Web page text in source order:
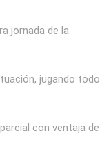
jornada de la
jugando todo
con ventaja de